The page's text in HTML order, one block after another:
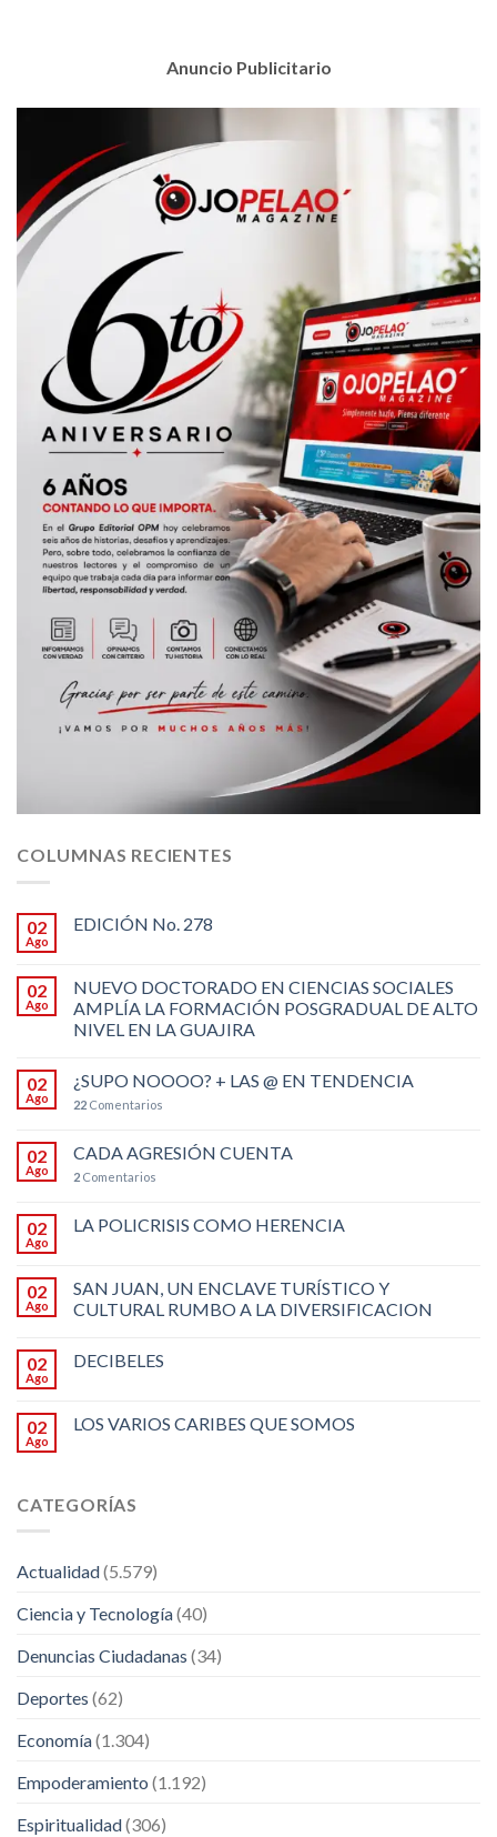
Anuncio Publicitario
COLUMNAS RECIENTES
02
Ago
EDICIÓN No. 278
02
Ago
NUEVO DOCTORADO EN CIENCIAS SOCIALES
AMPLÍA LA FORMACIÓN POSGRADUAL DE ALTO
NIVEL EN LA GUAJIRA
02
Ago
¿SUPO NOOOO? + LAS @ EN TENDENCIA
22 Comentarios
02
Ago
CADA AGRESIÓN CUENTA
2 Comentarios
02
Ago
LA POLICRISIS COMO HERENCIA
02
Ago
SAN JUAN, UN ENCLAVE TURÍSTICO Y
CULTURAL RUMBO A LA DIVERSIFICACION
02
Ago
DECIBELES
02
Ago
LOS VARIOS CARIBES QUE SOMOS
CATEGORÍAS
Actualidad(5.579)
Ciencia y Tecnología(40)
Denuncias Ciudadanas (34)
Deportes (62)
Economía(1.304)
Empoderamiento (1.192)
Espiritualidad(306)